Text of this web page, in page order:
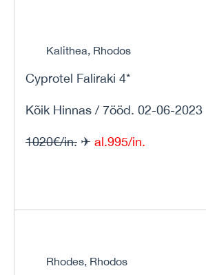
Kalithea, Rhodos
Cyprotel Faliraki 4*
Kõik Hinnas / 7ööd. 02-06-2023
1020€/in. ✈ al.995/in.
Rhodes, Rhodos